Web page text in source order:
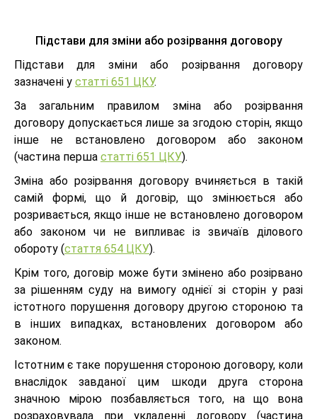
Підстави для зміни або розірвання договору
Підстави для зміни або розірвання договору
зазначені у статті 651 ЦКУ.
За загальним правилом зміна або розірвання
договору допускається лише за згодою сторін, якщо
інше не встановлено договором або законом
(частина перша статті 651 ЦКУ).
Зміна або розірвання договору вчиняється в такій
самій формі, що й договір, що змінюється або
розривається, якщо інше не встановлено договором
або законом чи не випливає із звичаїв ділового
обороту (стаття 654 ЦКУ).
Крім того, договір може бути змінено або розірвано
за рішенням суду на вимогу однієї зі сторін у разі
істотного порушення договору другою стороною та
в інших випадках, встановлених договором або
законом.
Істотним є таке порушення стороною договору, коли
внаслідок завданої цим шкоди друга сторона
значною мірою позбавляється того, на що вона
розраховувала при укладенні договору (частина